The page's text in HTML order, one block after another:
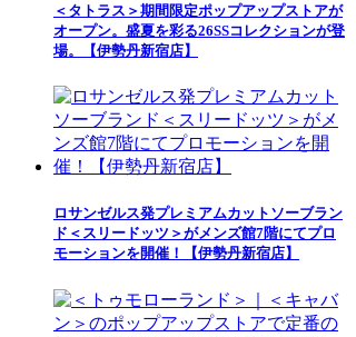
＜タトラス＞期間限定ポップアップストアが
オープン。盛夏を彩る26SSコレクションが登
場。【伊勢丹新宿店】
ロサンゼルス発プレミアムカットソーブラン
ド＜スリードッツ＞がメンズ館7階にてプロ
モーションを開催！【伊勢丹新宿店】